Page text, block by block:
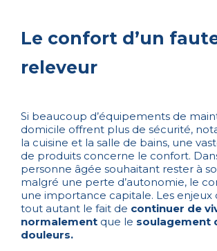
Le confort d’un
releveur
Si beaucoup d’équipements de
domicile offrent plus de sécurité,
la cuisine et la salle de bains, une
de produits concerne le confort.
personne âgée souhaitant rester à
malgré une perte d’autonomie, le
une importance capitale. Les
tout autant le fait de continuer de
normalement que le soulagement
douleurs.